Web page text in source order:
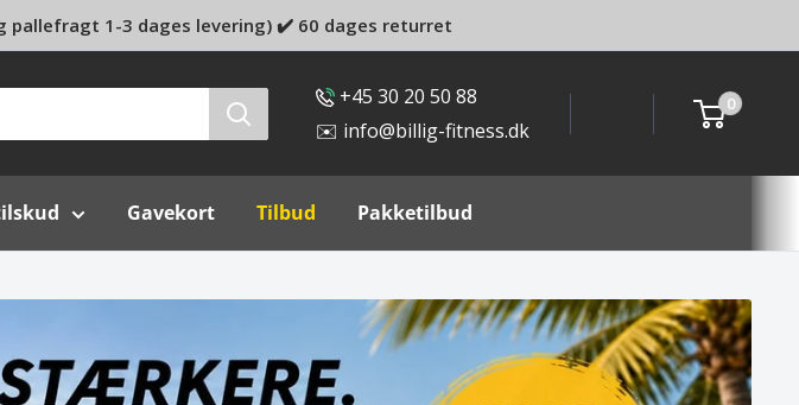
pallefragt 1-3 dages levering) ✔️ 60 dages returret
+45 30 20 50 88
✉️ info@billig-fitness.dk
0
Gavekort Tilbud Pakketilbud